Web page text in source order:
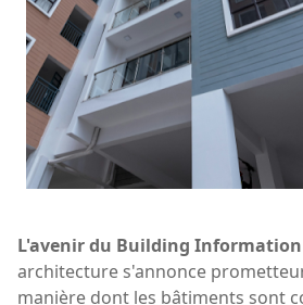
L'avenir du Building
architecture s'annonce
manière dont les bâtiments sont